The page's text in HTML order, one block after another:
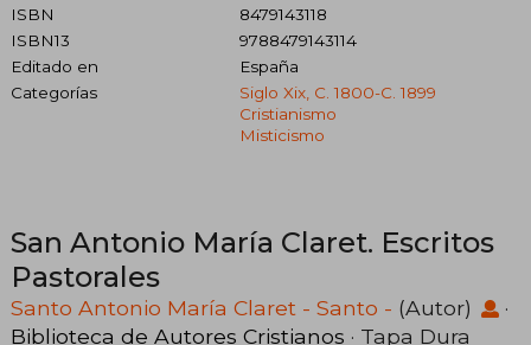
ISBN
8479143118
ISBN13
9788479143114
Editado en
España
Categorías
Siglo Xix, C. 1800-C. 1899
Cristianismo
Misticismo
San Antonio María Claret. Escritos
Pastorales
Santo Antonio María Claret - Santo - (Autor)
·
Biblioteca de Autores Cristianos · Tapa Dura